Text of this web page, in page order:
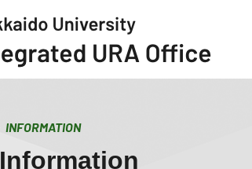
INFORMATION
Information